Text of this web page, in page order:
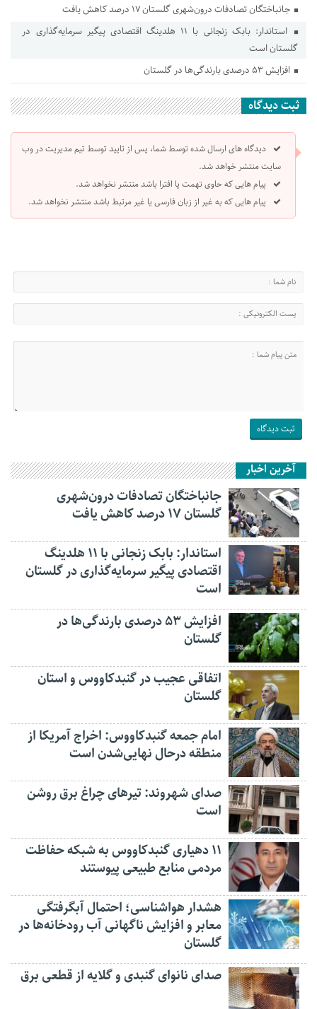
جانباختگان تصادفات درون‌شهری گلستان ۱۷ درصد کاهش یافت
استاندار: بابک زنجانی با ۱۱ هلدینگ اقتصادی پیگیر سرمایه‌گذاری در
گلستان است
افزایش ۵۳ درصدی بارندگی‌ها در گلستان
ثبت دیدگاه
دیدگاه های ارسال شده توسط شما، پس از تایید توسط تیم مدیریت در وب
سایت منتشر خواهد شد.
پیام هایی که حاوی تهمت یا افترا باشد منتشر نخواهد شد.
پیام هایی که به غیر از زبان فارسی یا غیر مرتبط باشد منتشر نخواهد شد.
آخرین اخبار
جانباختگان تصادفات درون‌شهری
گلستان ۱۷ درصد کاهش یافت
استاندار: بابک زنجانی با ۱۱ هلدینگ
اقتصادی پیگیر سرمایه‌گذاری در گلستان
است
افزایش ۵۳ درصدی بارندگی‌ها در
گلستان
اتفاقی عجیب در‌ گنبدکاووس و استان
گلستان
امام جمعه گنبدکاووس: اخراج آمریکا از
منطقه درحال نهایی‌شدن است
صدای شهروند: تیرهای چراغ برق روشن
است
۱۱ دهیاری گنبدکاووس به شبکه حفاظت
مردمی منابع طبیعی پیوستند
هشدار هواشناسی؛ احتمال آبگرفتگی
معابر و افزایش ناگهانی آب رودخانه‌ها در
گلستان
صدای نانوای گنبدی و گلایه از قطعی برق